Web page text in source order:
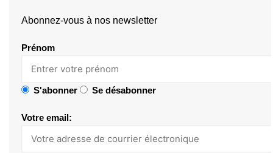
Abonnez-vous à nos newsletter
Prénom
S'abonner Se désabonner
Votre email: